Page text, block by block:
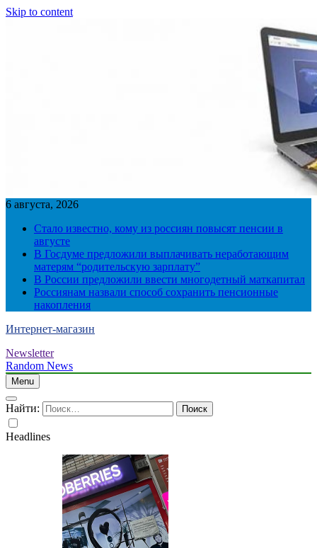
Skip to content
6 августа, 2026
Стало известно, кому из россиян повысят пенсии в
августе
В Госдуме предложили выплачивать неработающим
матерям “родительскую зарплату”
В России предложили ввести многодетный маткапитал
Россиянам назвали способ сохранить пенсионные
накопления
Интернет-магазин
Newsletter
Random News
Menu
Найти:
Headlines